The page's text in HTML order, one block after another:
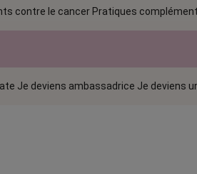
contre le cancer Pratiques
Je deviens ambassadrice Je deviens